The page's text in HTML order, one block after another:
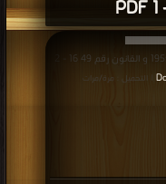
| التحميل : مرة/مرات